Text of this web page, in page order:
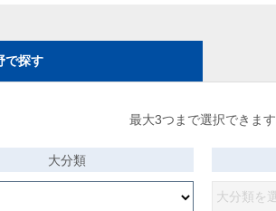
で探す
最大3つまで選択できます
大分類